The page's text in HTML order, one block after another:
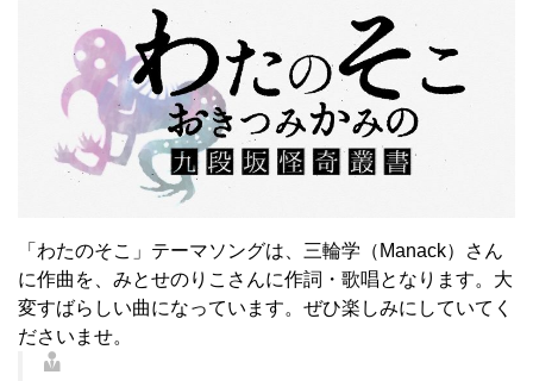
「わたのそこ」テーマソングは、三輪学（Manack）さん
に作曲を、みとせのりこさんに作詞・歌唱となります。大
変すばらしい曲になっています。ぜひ楽しみにしていてく
ださいませ。